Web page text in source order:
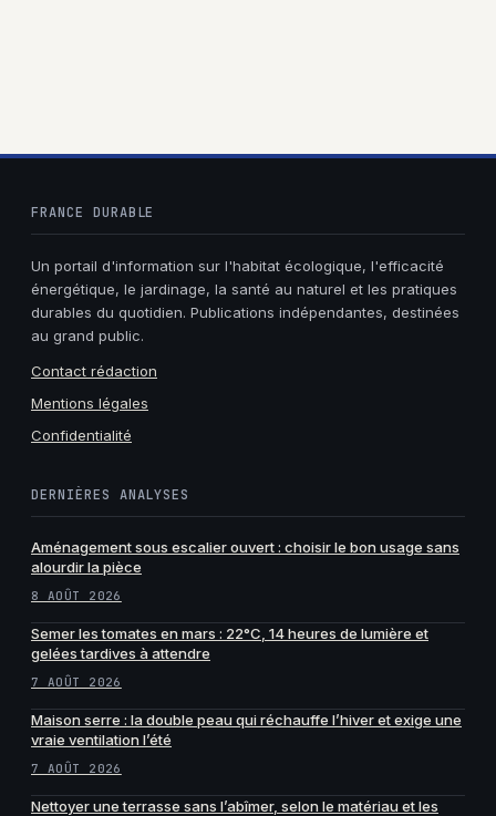
FRANCE DURABLE
Un portail d'information sur l'habitat écologique, l'efficacité
énergétique, le jardinage, la santé au naturel et les pratiques
durables du quotidien. Publications indépendantes, destinées
au grand public.
Contact rédaction
Mentions légales
Confidentialité
DERNIÈRES ANALYSES
Aménagement sous escalier ouvert : choisir le bon usage sans
alourdir la pièce
8 AOÛT 2026
Semer les tomates en mars : 22°C, 14 heures de lumière et
gelées tardives à attendre
7 AOÛT 2026
Maison serre : la double peau qui réchauffe l’hiver et exige une
vraie ventilation l’été
7 AOÛT 2026
Nettoyer une terrasse sans l’abîmer, selon le matériau et les